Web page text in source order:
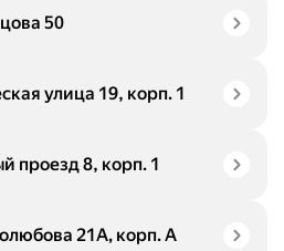
50
улица 19, корп. 1
проезд 8, корп. 1
21А, корп. А